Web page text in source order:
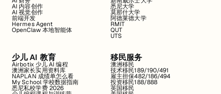
AI 内容创作
AI 视觉创作
前端开发
Hermes Agent
OpenClaw 本地智能体
悉尼大学
莫那什大学
阿德莱德大学
RMIT
QUT
UTS
少儿 AI 教育
Airbotix 少儿 AI 编程
澳洲家长实用资料库
NAPLAN 成绩单怎么看
My School 学校数据指南
悉尼私校学费 2026
移民服务
澳洲移民
技术移民189/190/491
雇主担保482/186/494
投资移民188/888
英国移民